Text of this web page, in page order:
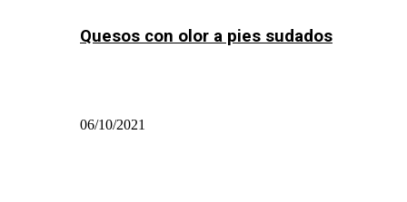
Quesos con olor a pies sudados
06/10/2021